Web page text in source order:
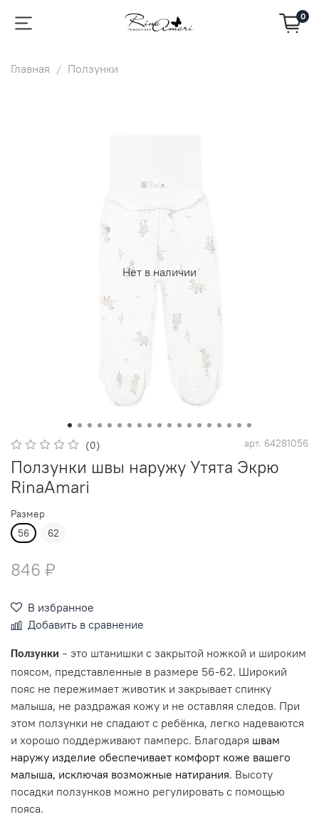
0
Главная Ползунки
Нет в наличии
(0) арт. 64281056
Ползунки швы наружу Утята Экрю
RinaAmari
Размер
56
62
846 ₽
В избранное
Добавить в сравнение
Ползунки – это штанишки с закрытой ножкой и широким
поясом, представленные в размере 56-62. Широкий
пояс не пережимает животик и закрывает спинку
малыша, не раздражая кожу и не оставляя следов. При
этом ползунки не спадают с ребёнка, легко надеваются
и хорошо поддерживают памперс. Благодаря швам
наружу изделие обеспечивает комфорт коже вашего
малыша, исключая возможные натирания. Высоту
посадки ползунков можно регулировать с помощью
пояса.